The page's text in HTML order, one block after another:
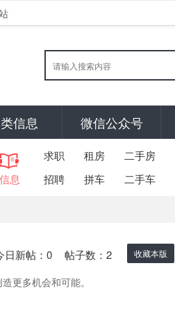
信息 微信公众号
信息
求职 租房
二手房
招聘
拼车 二手车
日新帖： 0 帖子数： 2 收藏本版
更多机会和可能。